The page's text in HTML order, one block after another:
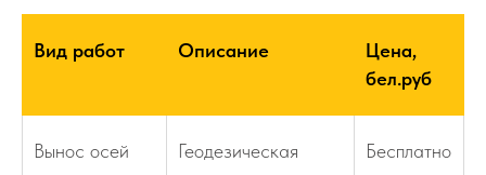
Вид работ Описание
Цена,
бел.руб
Вынос осей
Геодезическая
Бесплатно